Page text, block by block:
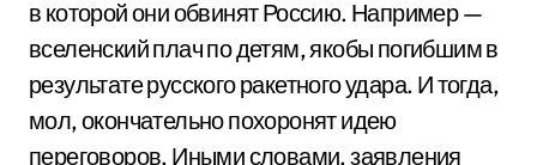
в которой они обвинят Россию. Например —
вселенский плач по детям, якобы погибшим в
результате русского ракетного удара. И тогда,
мол, окончательно похоронят идею
переговоров. Иными словами, заявления